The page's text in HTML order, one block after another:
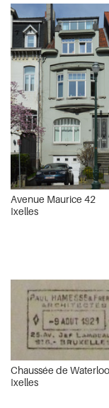
Avenue Maurice 42
Ixelles
Chaussée de
Ixelles